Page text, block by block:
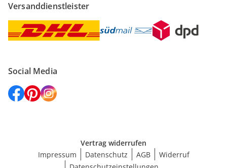
Versanddienstleister
Social Media
Vertrag widerrufen
Impressum
Datenschutz AGB
Widerruf